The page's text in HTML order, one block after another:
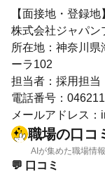
【面接地・登録地
株式会社ジャパン
所在地：神奈川県
ーラ102
担当者：採用担当
電話番号：
メールアドレス
職場の口コ
AIが集めた職場情報
💬 口コミ